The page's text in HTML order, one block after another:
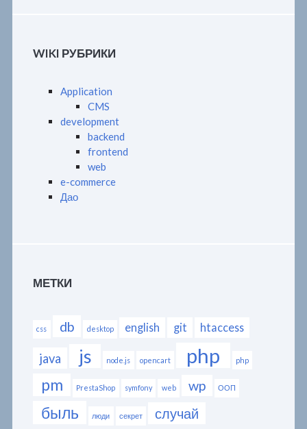
WIKI РУБРИКИ
Application
CMS
development
backend
frontend
web
e-commerce
Дао
МЕТКИ
css db desktop english git htaccess
java js node.js opencart php php
pm PrestaShop symfony web wp ООП
быль люди секрет случай